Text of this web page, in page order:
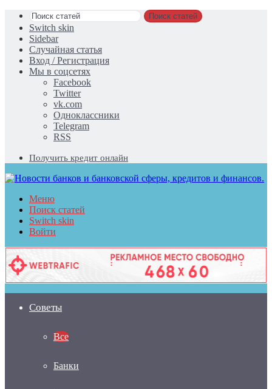
Поиск статей
Switch skin
Sidebar
Случайная статья
Вход / Регистрация
Мы в соцсетях
Facebook
Twitter
vk.com
Одноклассники
Telegram
RSS
Получить кредит онлайн
Меню
Поиск статей
Switch skin
Войти
Советы
Все
Банки